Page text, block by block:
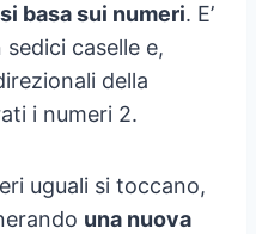
basa sui numeri. E’
caselle e,
della
i numeri 2.
uguali si toccano,
una nuova